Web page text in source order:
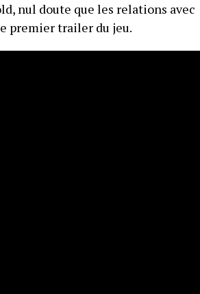
nul doute que les relations avec
premier trailer du jeu.